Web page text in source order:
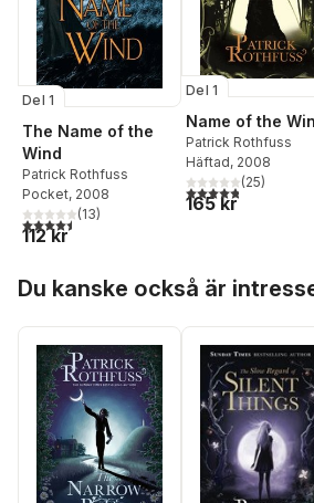
Del 1
The Name of the
Wind
Patrick Rothfuss
Pocket, 2008
4,5utav 5 stjärnor. Totalt antal röster:
(13)
112 kr
Del 1
Name of the
Patrick Rothfuss
Häftad, 2008
4,8utav 5 stjärnor.
(25)
165 kr
Du kanske också är